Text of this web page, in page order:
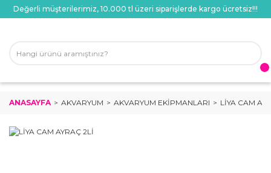
Değerli müşterilerimiz, 10.000 tl üzeri siparişlerde kargo ücretsiz!!!
ANASAYFA AKVARYUM AKVARYUM EKIPMANLARI LİYA CAM